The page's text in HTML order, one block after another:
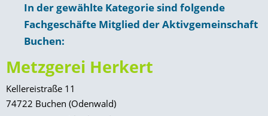
Fahrradbörse
Frühlingsmarkt
Goldener Mai
Aktivnacht
Mitglied werden!
Satzung
In der gewählte Kategorie sind folgende
Fachgeschäfte Mitglied der Aktivgemeinschaft
Buchen:
Metzgerei Herkert
Kellereistraße 11
74722 Buchen (Odenwald)